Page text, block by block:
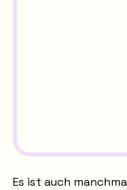
Es ist auch